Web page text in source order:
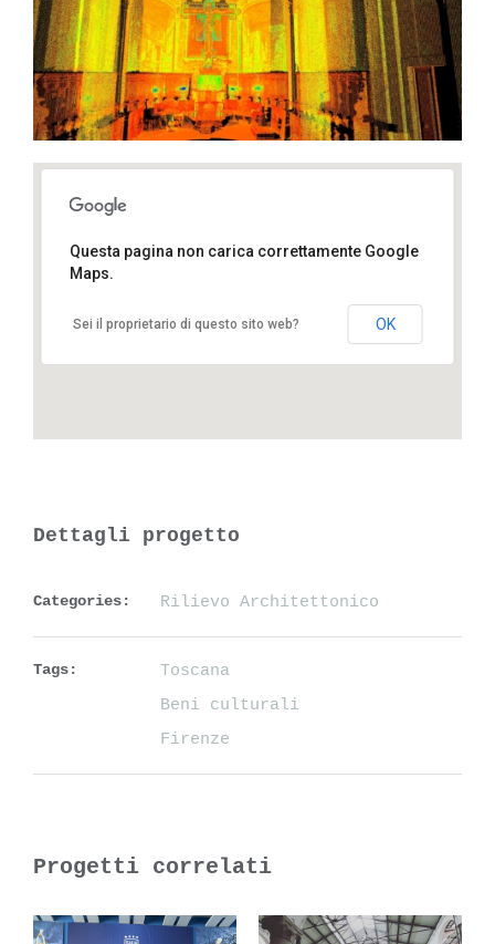
Questa pagina non carica correttamente Google
Maps.
Sei il proprietario di questo sito web? OK
Dettagli progetto
Categories: Rilievo Architettonico
Tags:
Toscana
Beni culturali
Firenze
Progetti correlati